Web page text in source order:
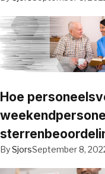
Hoe
BySjorsSeptember 8,